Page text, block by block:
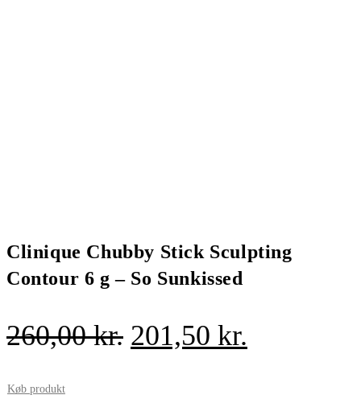
Clinique Chubby Stick Sculpting
Contour 6 g – So Sunkissed
260,00kr. Den
201,50 kr.
Køb produkt